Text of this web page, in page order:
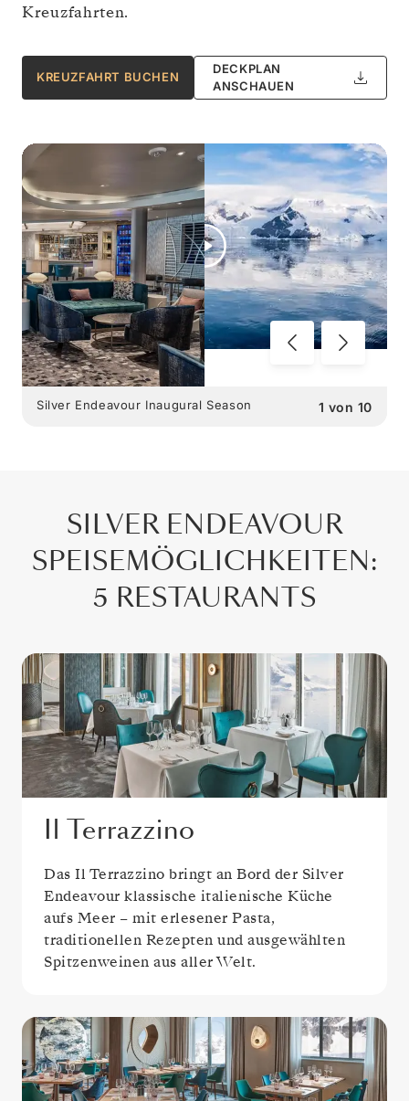
Kreuzfahrten.
KREUZFAHRT BUCHEN
DECKPLAN
ANSCHAUEN
1 von 10
Silver Endeavour Inaugural Season
SILVER ENDEAVOUR
SPEISEMÖGLICHKEITEN:
5 RESTAURANTS
Il Terrazzino
Das Il Terrazzino bringt an Bord der Silver
Endeavour klassische italienische Küche
aufs Meer – mit erlesener Pasta,
traditionellen Rezepten und ausgewählten
Spitzenweinen aus aller Welt.